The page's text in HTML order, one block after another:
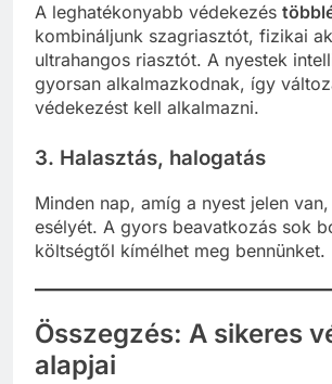
A leghatékonyabb védekezés
kombináljunk szagriasztót, fizikai
ultrahangos riasztót. A nyestek
gyorsan alkalmazkodnak, így
védekezést kell alkalmazni.
3. Halasztás, halogatás
Minden nap, amíg a nyest jelen
esélyét. A gyors beavatkozás sok
költségtől kímélhet meg bennünket.
Összegzés: A sikeres
alapjai